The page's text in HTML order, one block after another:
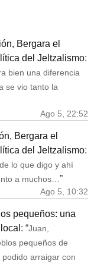
Bergara el
del Jeltzalismo:
bien una diferencia
se vio tanto la
Ago 5, 22:52
Bergara el
del Jeltzalismo:
lo que digo y ahí
a muchos… ”
Ago 5, 10:32
pequeños: una
: “Juan,
pequeños de
arraigar con